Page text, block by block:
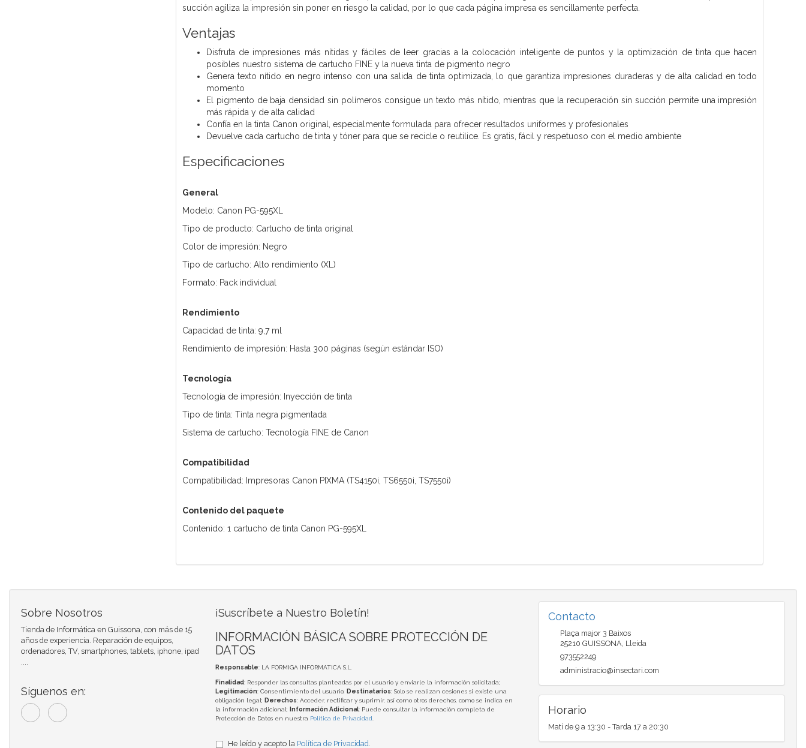
succión agiliza la impresión sin poner en riesgo la calidad, por lo que cada página impresa es sencillamente perfecta.
Ventajas
Disfruta de impresiones más nítidas y fáciles de leer gracias a la colocación inteligente de puntos y la optimización de tinta que hacen
posibles nuestro sistema de cartucho FINE y la nueva tinta de pigmento negro
Genera texto nítido en negro intenso con una salida de tinta optimizada, lo que garantiza impresiones duraderas y de alta calidad en todo
momento
El pigmento de baja densidad sin polímeros consigue un texto más nítido, mientras que la recuperación sin succión permite una impresión
más rápida y de alta calidad
Confía en la tinta Canon original, especialmente formulada para ofrecer resultados uniformes y profesionales
Devuelve cada cartucho de tinta y tóner para que se recicle o reutilice. Es gratis, fácil y respetuoso con el medio ambiente
Especificaciones
General
Modelo: Canon PG-595XL
Tipo de producto: Cartucho de tinta original
Color de impresión: Negro
Tipo de cartucho: Alto rendimiento (XL)
Formato: Pack individual
Rendimiento
Capacidad de tinta: 9,7 ml
Rendimiento de impresión: Hasta 300 páginas (según estándar ISO)
Tecnología
Tecnología de impresión: Inyección de tinta
Tipo de tinta: Tinta negra pigmentada
Sistema de cartucho: Tecnología FINE de Canon
Compatibilidad
Compatibilidad: Impresoras Canon PIXMA (TS4150i, TS6550i, TS7550i)
Contenido del paquete
Contenido: 1 cartucho de tinta Canon PG-595XL
Sobre Nosotros
Tienda de Informática en Guissona, con más de 15
años de experiencia. Reparación de equipos,
ordenadores, TV, smartphones, tablets, iphone, ipad
....
Síguenos en:
¡Suscríbete a Nuestro Boletín!
INFORMACIÓN BÁSICA SOBRE PROTECCIÓN DE
DATOS
Responsable: LA FORMIGA INFORMATICA S.L.
Finalidad: Responder las consultas planteadas por el usuario y enviarle la información solicitada;
Legitimación: Consentimiento del usuario; Destinatarios: Solo se realizan cesiones si existe una
obligación legal; Derechos: Acceder, rectificar y suprimir, así como otros derechos, como se indica en
la información adicional;
Información Adicional: Puede consultar la información completa de
Protección de Datos en nuestra Política de Privacidad.
He leído y acepto la Política de Privacidad.
Contacto
Plaça major 3 Baixos
25210 GUISSONA, Lleida
973552249
administracio@insectari.com
Horario
Matí de 9 a 13:30 - Tarda 17 a 20:30